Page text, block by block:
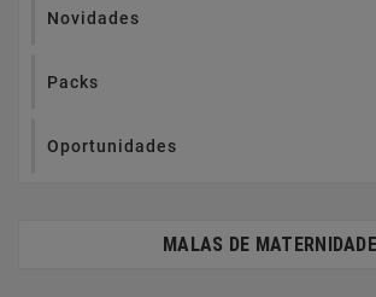
Novidades
Packs
Oportunidades
MALAS DE MATERNIDADE